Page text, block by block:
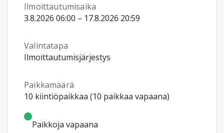
Ilmoittautumisaika
3.8.2026 06:00 – 17.8.2026 20:59
Valintatapa
Ilmoittautumisjärjestys
Paikkamäärä
10 kiintiöpaikkaa (10 paikkaa vapaana)
Paikkoja vapaana